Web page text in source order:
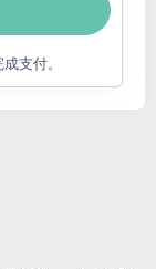
支付。